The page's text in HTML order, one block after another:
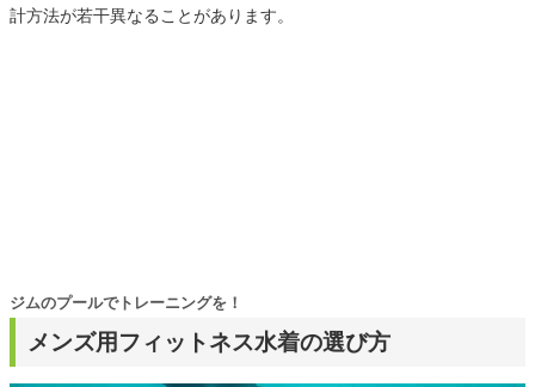
計方法が若干異なることがあります。
メンズ用フィットネス水着の選び方
ジムのプールでトレーニングを！